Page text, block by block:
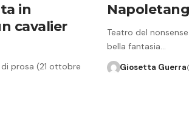
in
cavalier
prosa (21 ottobre
Teatro del
bella fantasia…
Giosetta Guerra